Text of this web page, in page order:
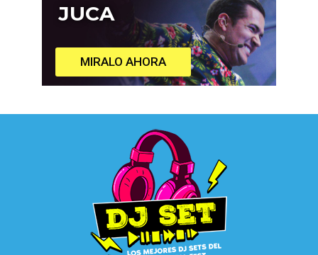
MIRALO AHORA
JUCA